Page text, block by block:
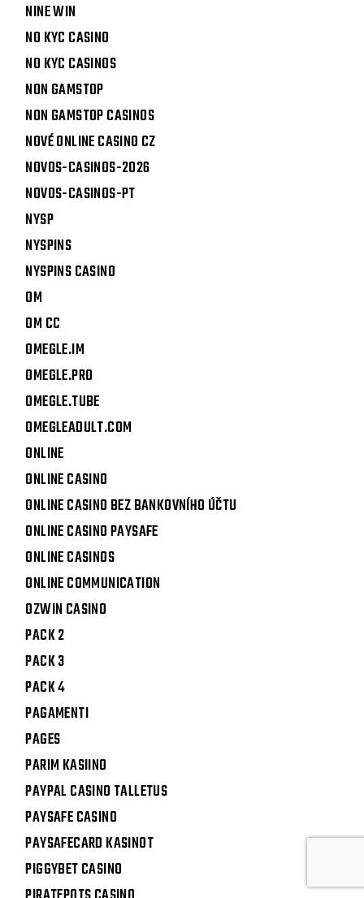
NINE WIN
NO KYC CASINO
NO KYC CASINOS
NON GAMSTOP
NON GAMSTOP CASINOS
NOVÉ ONLINE CASINO CZ
NOVOS-CASINOS-2026
NOVOS-CASINOS-PT
NYSP
NYSPINS
NYSPINS CASINO
OM
OM CC
OMEGLE.IM
OMEGLE.PRO
OMEGLE.TUBE
OMEGLEADULT.COM
ONLINE
ONLINE CASINO
ONLINE CASINO BEZ BANKOVNÍHO ÚČTU
ONLINE CASINO PAYSAFE
ONLINE CASINOS
ONLINE COMMUNICATION
OZWIN CASINO
PACK 2
PACK 3
PACK 4
PAGAMENTI
PAGES
PARIM KASIINO
PAYPAL CASINO TALLETUS
PAYSAFE CASINO
PAYSAFECARD KASINOT
PIGGYBET CASINO